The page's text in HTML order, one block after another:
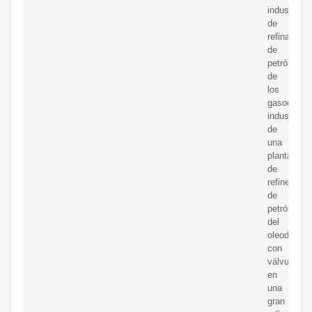
de
refinado
de
de
los
de
una
planta
de
refinería
de
del
oleoducto
con
válvulas
en
una
gran